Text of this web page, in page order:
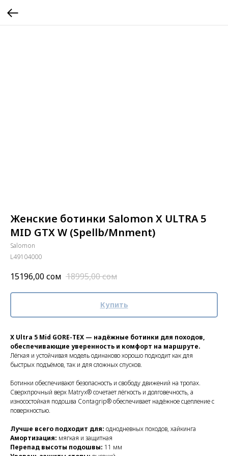
Женские ботинки Salomon X ULTRA 5
MID GTX W (Spellb/Mnment)
Salomon
L49104000
15196,00сом 18995,00сом
Купить
X Ultra 5 Mid GORE-TEX — надёжные ботинки для походов,
обеспечивающие уверенность и комфорт на маршруте.
Лёгкая и устойчивая модель одинаково хорошо подходит как для
быстрых подъёмов, так и для сложных спусков.
Ботинки обеспечивают безопасность и свободу движений на тропах.
Сверхпрочный верх Matryx® сочетает лёгкость и долговечность, а
износостойкая подошва Contagrip® обеспечивает надёжное сцепление с
поверхностью.
Лучше всего подходит для: однодневных походов, хайкинга
Амортизация: мягкая и защитная
Перепад высоты подошвы: 11 мм